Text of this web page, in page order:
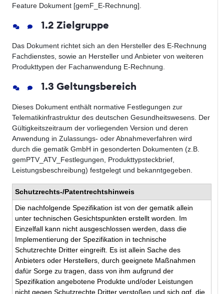
Feature Dokument [gemF_E-Rechnung].
1.2 Zielgruppe
Das Dokument richtet sich an den Hersteller des E-Rechnung
Fachdienstes, sowie an Hersteller und Anbieter von weiteren
Produkttypen der Fachanwendung E-Rechnung.
1.3 Geltungsbereich
Dieses Dokument enthält normative Festlegungen zur
Telematikinfrastruktur des deutschen Gesundheitswesens. Der
Gültigkeitszeitraum der vorliegenden Version und deren
Anwendung in Zulassungs- oder Abnahmeverfahren wird
durch die gematik GmbH in gesonderten Dokumenten (z.B.
gemPTV_ATV_Festlegungen, Produkttypsteckbrief,
Leistungsbeschreibung) festgelegt und bekanntgegeben.
Schutzrechts-/Patentrechtshinweis
Die nachfolgende Spezifikation ist von der gematik allein
unter technischen Gesichtspunkten erstellt worden. Im
Einzelfall kann nicht ausgeschlossen werden, dass die
Implementierung der Spezifikation in technische
Schutzrechte Dritter eingreift. Es ist allein Sache des
Anbieters oder Herstellers, durch geeignete Maßnahmen
dafür Sorge zu tragen, dass von ihm aufgrund der
Spezifikation angebotene Produkte und/oder Leistungen
nicht gegen Schutzrechte Dritter verstoßen und sich ggf. die